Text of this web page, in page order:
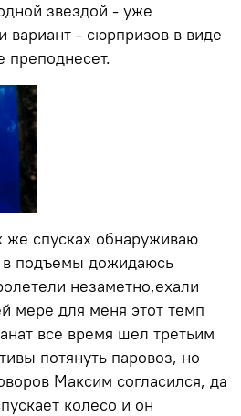
звездой - уже
вариант - сюрпризов в виде
преподнесет.
же спусках обнаруживаю
в подъемы дожидаюсь
незаметно,ехали
мере для меня этот темп
все время шел третьим
потянуть паровоз, но
Максим согласился, да
колесо и он